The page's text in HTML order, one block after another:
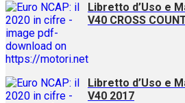
Libretto d’Uso e
V40 CROSS
Libretto d’Uso e
V40 2017